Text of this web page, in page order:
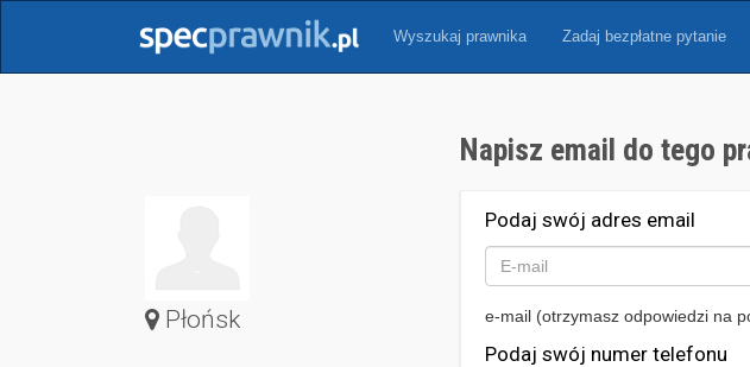
Wyszukaj prawnika Zadaj bezpłatne pytanie
Napisz email do tego
Płońsk
Podaj swój adres email
e-mail (otrzymasz odpowiedzi na
Podaj swój numer telefonu